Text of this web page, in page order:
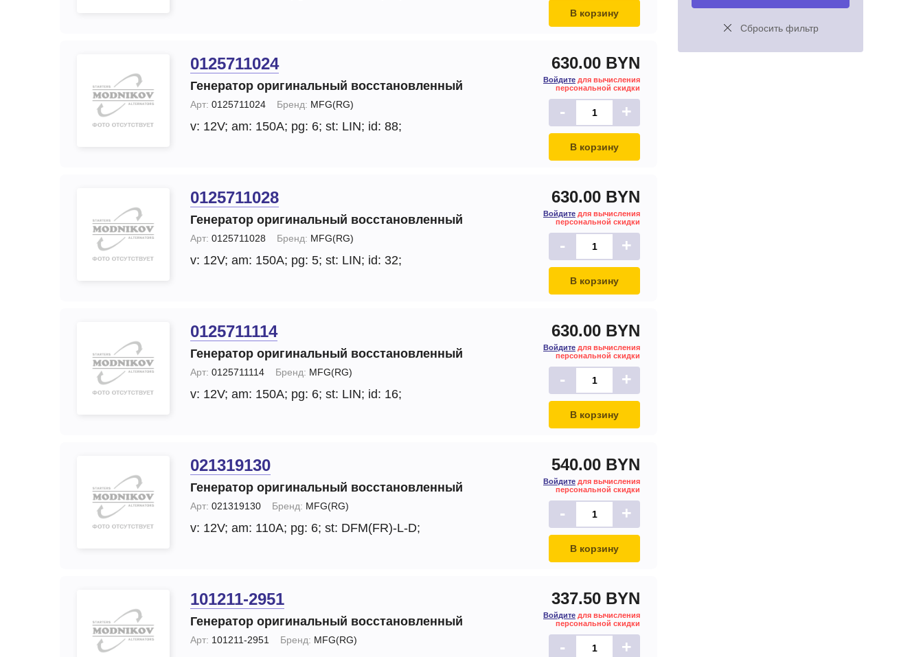
В корзину
0125711024
Генератор оригинальный восстановленный
Арт: 0125711024 Бренд: MFG(RG)
v: 12V; am: 150A; pg: 6; st: LIN; id: 88;
630.00 BYN
Войдите для вычисления
персональной скидки
- +
В корзину
0125711028
Генератор оригинальный восстановленный
Арт: 0125711028 Бренд: MFG(RG)
v: 12V; am: 150A; pg: 5; st: LIN; id: 32;
630.00 BYN
Войдите для вычисления
персональной скидки
- +
В корзину
0125711114
Генератор оригинальный восстановленный
Арт: 0125711114 Бренд: MFG(RG)
v: 12V; am: 150A; pg: 6; st: LIN; id: 16;
630.00 BYN
Войдите для вычисления
персональной скидки
- +
В корзину
021319130
Генератор оригинальный восстановленный
Арт: 021319130 Бренд: MFG(RG)
v: 12V; am: 110A; pg: 6; st: DFM(FR)-L-D;
540.00 BYN
Войдите для вычисления
персональной скидки
- +
В корзину
101211-2951
Генератор оригинальный восстановленный
Арт: 101211-2951 Бренд: MFG(RG)
337.50 BYN
Войдите для вычисления
персональной скидки
- +
180
185
190
200
210
220
Сбросить фильтр